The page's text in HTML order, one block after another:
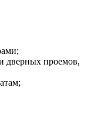
дверных проемов,